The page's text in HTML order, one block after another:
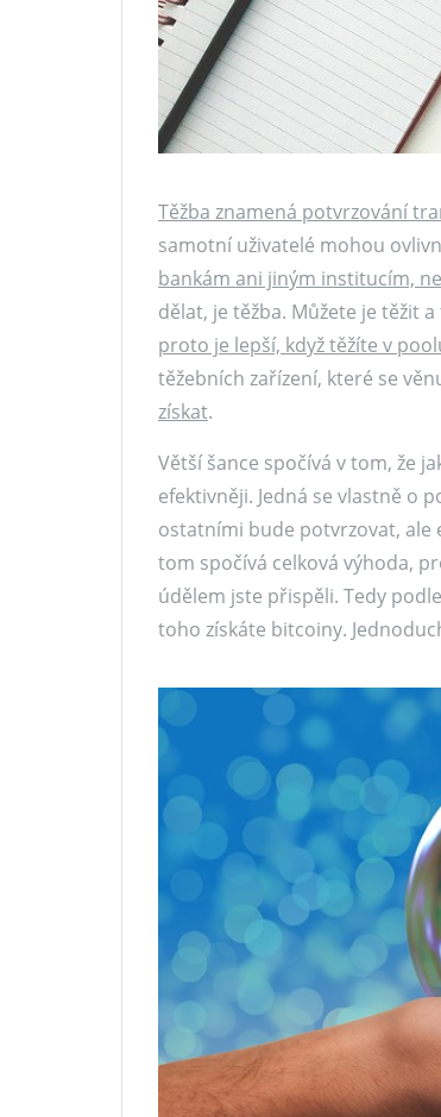
Těžba znamená potvrzování
samotní uživatelé mohou
bankám ani jiným institucím,
dělat, je těžba. Můžete je těžit
proto je lepší, když těžíte v
těžebních zařízení, které se
získat.
Větší šance spočívá v tom, že
efektivněji. Jedná se vlastně o
ostatními bude potvrzovat, ale
tom spočívá celková výhoda,
údělem jste přispěli. Tedy
toho získáte bitcoiny.